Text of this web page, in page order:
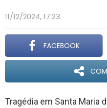
11/12/2024, 17:23
FACEBOOK
Tragédia em Santa Maria